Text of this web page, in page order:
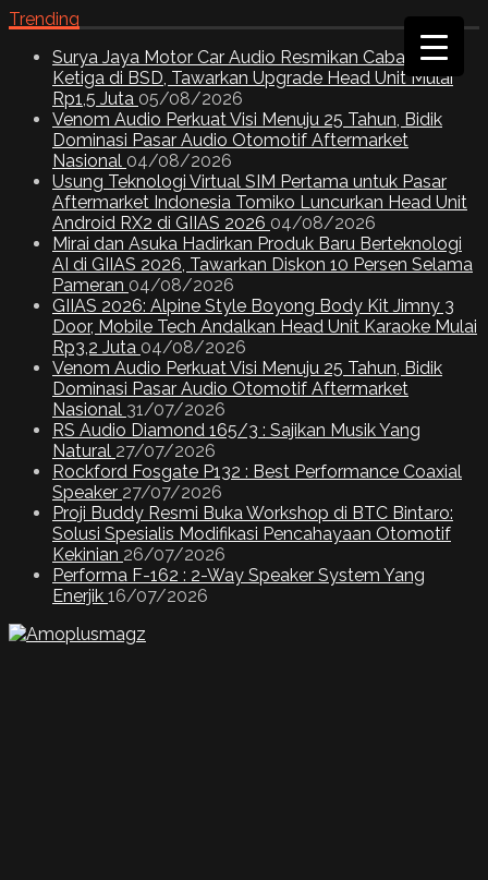
Trending
Surya Jaya Motor Car Audio Resmikan Cabang
Ketiga di BSD, Tawarkan Upgrade Head Unit Mulai
Rp1,5 Juta 05/08/2026
Venom Audio Perkuat Visi Menuju 25 Tahun, Bidik
Dominasi Pasar Audio Otomotif Aftermarket
Nasional 04/08/2026
Usung Teknologi Virtual SIM Pertama untuk Pasar
Aftermarket Indonesia Tomiko Luncurkan Head Unit
Android RX2 di GIIAS 2026 04/08/2026
Mirai dan Asuka Hadirkan Produk Baru Berteknologi
AI di GIIAS 2026, Tawarkan Diskon 10 Persen Selama
Pameran 04/08/2026
GIIAS 2026: Alpine Style Boyong Body Kit Jimny 3
Door, Mobile Tech Andalkan Head Unit Karaoke Mulai
Rp3,2 Juta 04/08/2026
Venom Audio Perkuat Visi Menuju 25 Tahun, Bidik
Dominasi Pasar Audio Otomotif Aftermarket
Nasional 31/07/2026
RS Audio Diamond 165/3 : Sajikan Musik Yang
Natural 27/07/2026
Rockford Fosgate P132 : Best Performance Coaxial
Speaker 27/07/2026
Proji Buddy Resmi Buka Workshop di BTC Bintaro:
Solusi Spesialis Modifikasi Pencahayaan Otomotif
Kekinian 26/07/2026
Performa F-162 : 2-Way Speaker System Yang
Enerjik 16/07/2026